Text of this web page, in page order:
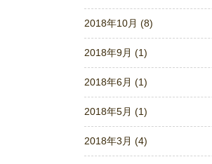
2018年10月 (8)
2018年9月 (1)
2018年6月 (1)
2018年5月 (1)
2018年3月 (4)